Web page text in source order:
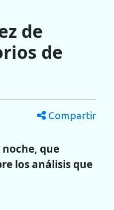
de
de
Compartir
que
los análisis que